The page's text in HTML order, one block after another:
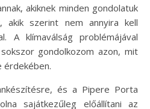
akiknek minden gondolatuk
akik szerint nem annyira kell
A klímaválság problémájával
gondolkozom azon, mit
érdekében.
és a Pipere Porta
sajátkezűleg előállítani az